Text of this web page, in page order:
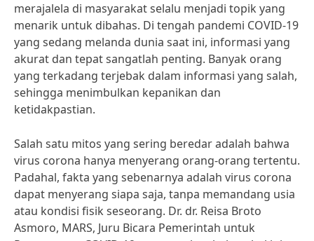
merajalela di masyarakat selalu menjadi topik yang
menarik untuk dibahas. Di tengah pandemi COVID-19
yang sedang melanda dunia saat ini, informasi yang
akurat dan tepat sangatlah penting. Banyak orang
yang terkadang terjebak dalam informasi yang salah,
sehingga menimbulkan kepanikan dan
ketidakpastian.
Salah satu mitos yang sering beredar adalah bahwa
virus corona hanya menyerang orang-orang tertentu.
Padahal, fakta yang sebenarnya adalah virus corona
dapat menyerang siapa saja, tanpa memandang usia
atau kondisi fisik seseorang. Dr. dr. Reisa Broto
Asmoro, MARS, Juru Bicara Pemerintah untuk